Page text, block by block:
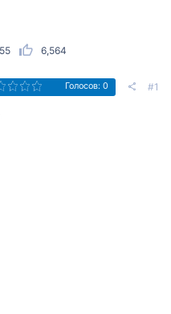
6,564
Голосов: 0 #1